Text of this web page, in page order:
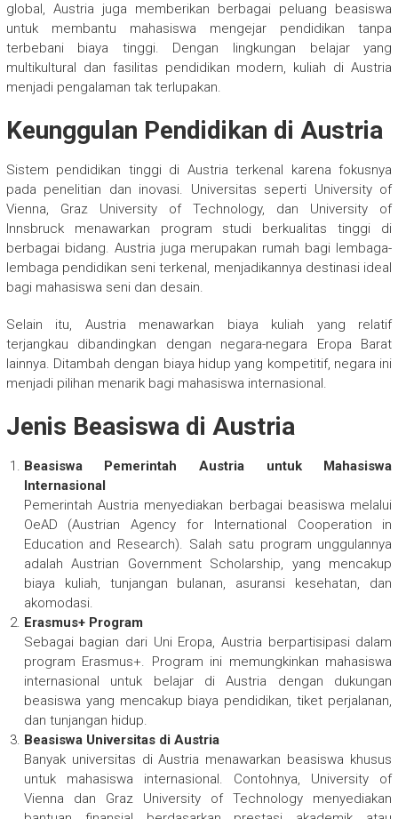
global, Austria juga memberikan berbagai peluang beasiswa
untuk membantu mahasiswa mengejar pendidikan tanpa
terbebani biaya tinggi. Dengan lingkungan belajar yang
multikultural dan fasilitas pendidikan modern, kuliah di Austria
menjadi pengalaman tak terlupakan.
Keunggulan Pendidikan di Austria
Sistem pendidikan tinggi di Austria terkenal karena fokusnya
pada penelitian dan inovasi. Universitas seperti University of
Vienna, Graz University of Technology, dan University of
Innsbruck menawarkan program studi berkualitas tinggi di
berbagai bidang. Austria juga merupakan rumah bagi lembaga-
lembaga pendidikan seni terkenal, menjadikannya destinasi ideal
bagi mahasiswa seni dan desain.
Selain itu, Austria menawarkan biaya kuliah yang relatif
terjangkau dibandingkan dengan negara-negara Eropa Barat
lainnya. Ditambah dengan biaya hidup yang kompetitif, negara ini
menjadi pilihan menarik bagi mahasiswa internasional.
Jenis Beasiswa di Austria
Beasiswa Pemerintah Austria untuk Mahasiswa
Internasional
Pemerintah Austria menyediakan berbagai beasiswa melalui
OeAD (Austrian Agency for International Cooperation in
Education and Research). Salah satu program unggulannya
adalah Austrian Government Scholarship, yang mencakup
biaya kuliah, tunjangan bulanan, asuransi kesehatan, dan
akomodasi.
Erasmus+ Program
Sebagai bagian dari Uni Eropa, Austria berpartisipasi dalam
program Erasmus+. Program ini memungkinkan mahasiswa
internasional untuk belajar di Austria dengan dukungan
beasiswa yang mencakup biaya pendidikan, tiket perjalanan,
dan tunjangan hidup.
Beasiswa Universitas di Austria
Banyak universitas di Austria menawarkan beasiswa khusus
untuk mahasiswa internasional. Contohnya, University of
Vienna dan Graz University of Technology menyediakan